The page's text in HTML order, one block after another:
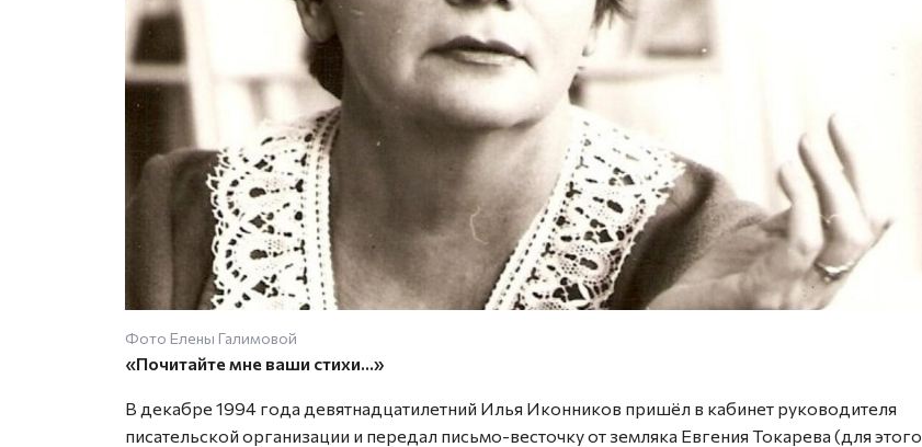
Фото Елены Галимовой
«Почитайте мне ваши стихи…»
В декабре 1994 года девятнадцатилетний Илья Иконников пришёл в кабинет руководителя
писательской организации и передал письмо-весточку от земляка Евгения Токарева (для этого